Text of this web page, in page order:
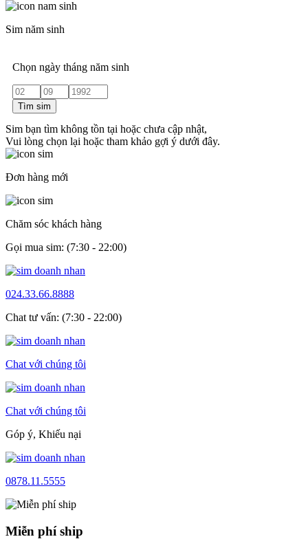
Sim năm sinh
Chọn ngày tháng năm sinh
Tìm sim
Sim bạn tìm không tồn tại hoặc chưa cập nhật,
Vui lòng chọn lại hoặc tham khảo gợi ý dưới đây.
Đơn hàng mới
Chăm sóc khách hàng
Gọi mua sim: (7:30 - 22:00)
024.33.66.8888
Chat tư vấn: (7:30 - 22:00)
Chat với chúng tôi
Chat với chúng tôi
Góp ý, Khiếu nại
0878.11.5555
Miễn phí ship